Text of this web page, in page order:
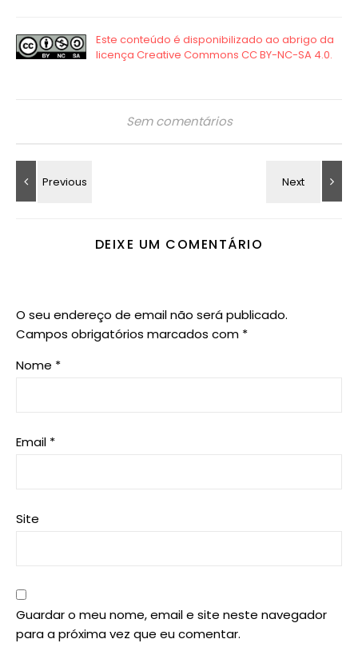
Sem comentários
DEIXE UM COMENTÁRIO
O seu endereço de email não será publicado.
Campos obrigatórios marcados com *
Nome *
Email *
Site
Guardar o meu nome, email e site neste navegador
para a próxima vez que eu comentar.